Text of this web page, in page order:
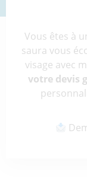
Vous êtes à
saura vous
visage avec
votre devis